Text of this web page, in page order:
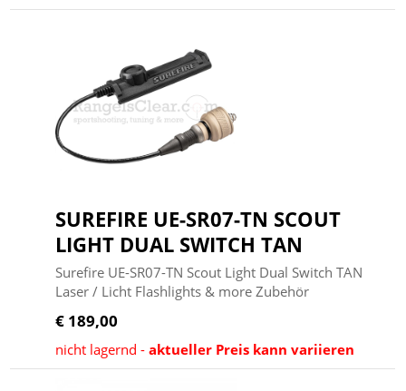
SUREFIRE UE-SR07-TN SCOUT
LIGHT DUAL SWITCH TAN
Surefire UE-SR07-TN Scout Light Dual Switch TAN
Laser / Licht Flashlights & more Zubehör
€ 189,00
nicht lagernd -aktueller Preis kann variieren